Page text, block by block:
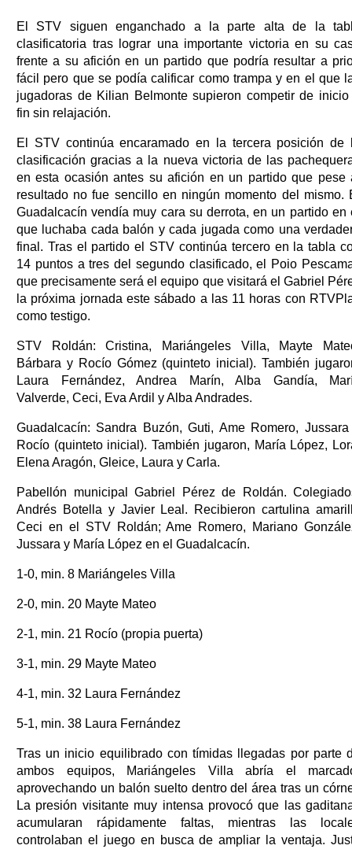
El STV siguen enganchado a la parte alta de la
clasificatoria tras lograr una importante victoria en su
frente a su afición en un partido que podría resultar a
fácil pero que se podía calificar como trampa y en el que
jugadoras de Kilian Belmonte supieron competir de inicio
fin sin relajación.
El STV continúa encaramado en la tercera posición de
clasificación gracias a la nueva victoria de las
en esta ocasión antes su afición en un partido que pese
resultado no fue sencillo en ningún momento del mismo.
Guadalcacín vendía muy cara su derrota, en un partido en
que luchaba cada balón y cada jugada como una
final. Tras el partido el STV continúa tercero en la tabla
14 puntos a tres del segundo clasificado, el Poio
que precisamente será el equipo que visitará el Gabriel
la próxima jornada este sábado a las 11 horas con
como testigo.
STV Roldán: Cristina, Mariángeles Villa, Mayte
Bárbara y Rocío Gómez (quinteto inicial). También
Laura Fernández, Andrea Marín, Alba Gandía,
Valverde, Ceci, Eva Ardil y Alba Andrades.
Guadalcacín: Sandra Buzón, Guti, Ame Romero,
Rocío (quinteto inicial). También jugaron, María López,
Elena Aragón, Gleice, Laura y Carla.
Pabellón municipal Gabriel Pérez de Roldán.
Andrés Botella y Javier Leal. Recibieron cartulina
Ceci en el STV Roldán; Ame Romero, Mariano
Jussara y María López en el Guadalcacín.
1-0, min. 8 Mariángeles Villa
2-0, min. 20 Mayte Mateo
2-1, min. 21 Rocío (propia puerta)
3-1, min. 29 Mayte Mateo
4-1, min. 32 Laura Fernández
5-1, min. 38 Laura Fernández
Tras un inicio equilibrado con tímidas llegadas por parte
ambos equipos, Mariángeles Villa abría el
aprovechando un balón suelto dentro del área tras un
La presión visitante muy intensa provocó que las
acumularan rápidamente faltas, mientras las
controlaban el juego en busca de ampliar la ventaja.